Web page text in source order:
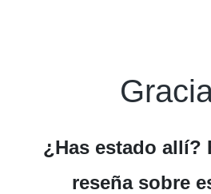
¿Has estado allí?
reseña sobre